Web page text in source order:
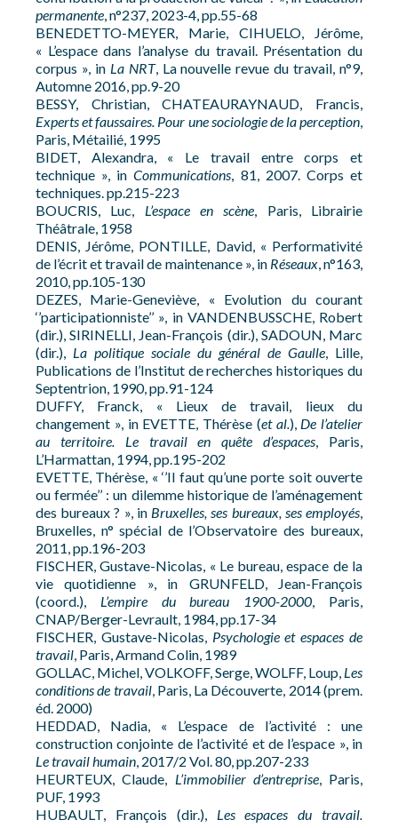
permanente, n°237, 2023-4, pp.55-68
BENEDETTO-MEYER, Marie, CIHUELO, Jérôme,
« L’espace dans l’analyse du travail. Présentation du
corpus », in La NRT, La nouvelle revue du travail, n°9,
Automne 2016, pp.9-20
BESSY, Christian, CHATEAURAYNAUD, Francis,
Experts et faussaires. Pour une sociologie de la perception,
Paris, Métailié, 1995
BIDET, Alexandra, « Le travail entre corps et
technique », inCommunications, 81, 2007. Corps et
techniques. pp.215-223
BOUCRIS, Luc, L’espace en scène, Paris, Librairie
Théâtrale, 1958
DENIS, Jérôme, PONTILLE, David, « Performativité
de l’écrit et travail de maintenance », in Réseaux, n°163,
2010, pp.105-130
DEZES, Marie-Geneviève, « Evolution du courant
‘’participationniste’’ », in VANDENBUSSCHE, Robert
(dir.), SIRINELLI, Jean-François (dir.), SADOUN, Marc
(dir.), La politique sociale du général de Gaulle, Lille,
Publications de l’Institut de recherches historiques du
Septentrion, 1990, pp.91-124
DUFFY, Franck, « Lieux de travail, lieux du
changement », in EVETTE, Thérèse (et al.), De l’atelier
au territoire. Le travail en quête d’espaces, Paris,
L’Harmattan, 1994, pp.195-202
EVETTE, Thérèse, « ‘’Il faut qu’une porte soit ouverte
ou fermée’’ : un dilemme historique de l’aménagement
des bureaux ? », in Bruxelles, ses bureaux, ses employés,
Bruxelles, n° spécial de l’Observatoire des bureaux,
2011, pp.196-203
FISCHER, Gustave-Nicolas, « Le bureau, espace de la
vie quotidienne », in GRUNFELD, Jean-François
(coord.), L’empire du bureau 1900-2000, Paris,
CNAP/Berger-Levrault, 1984, pp.17-34
FISCHER, Gustave-Nicolas, Psychologie et espaces de
travail, Paris, Armand Colin, 1989
GOLLAC, Michel, VOLKOFF, Serge, WOLFF, Loup, Les
conditions de travail, Paris, La Découverte, 2014 (prem.
éd. 2000)
HEDDAD, Nadia, « L’espace de l’activité : une
construction conjointe de l’activité et de l’espace », in
Le travail humain, 2017/2 Vol. 80, pp.207-233
HEURTEUX, Claude, L’immobilier d’entreprise, Paris,
PUF, 1993
HUBAULT, François (dir.), Les espaces du travail.